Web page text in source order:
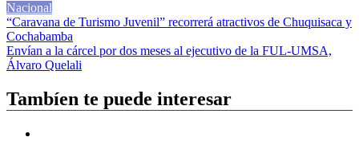
Nacional
Navegación
de
entradas
“Caravana de Turismo Juvenil” recorrerá atractivos de Chuquisaca y
Cochabamba
Envían a la cárcel por dos meses al ejecutivo de la FUL-UMSA,
Álvaro Quelali
Tambíen te puede interesar